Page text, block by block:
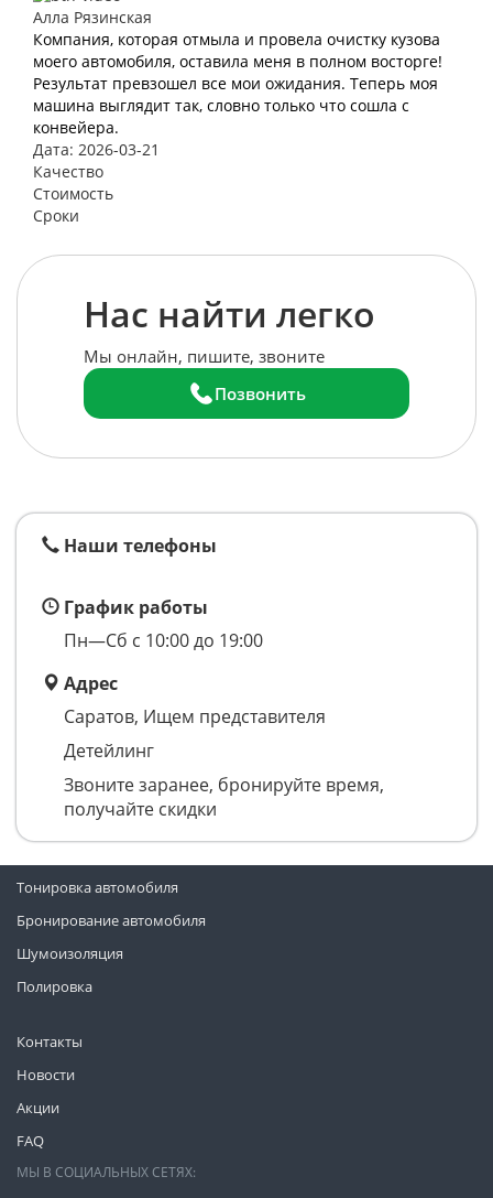
Алла Рязинская
Компания, которая отмыла и провела очистку кузова
моего автомобиля, оставила меня в полном восторге!
Результат превзошел все мои ожидания. Теперь моя
машина выглядит так, словно только что сошла с
конвейера.
Дата: 2026-03-21
Качество
Стоимость
Сроки
Нас найти легко
Мы онлайн, пишите, звоните
Позвонить
Наши телефоны
График работы
Пн—Сб с 10:00 до 19:00
Адрес
Саратов, Ищем представителя
Детейлинг
Звоните заранее, бронируйте время,
получайте скидки
Контакты
Новости
Акции
FAQ
Тонировка автомобиля
Бронирование автомобиля
Шумоизоляция
Полировка
МЫ В СОЦИАЛЬНЫХ СЕТЯХ: